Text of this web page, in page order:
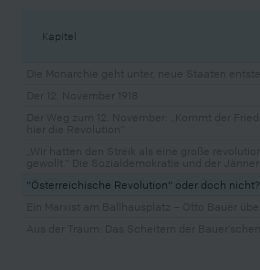
Kapitel
"Österreichische Revolution" oder doch nicht?